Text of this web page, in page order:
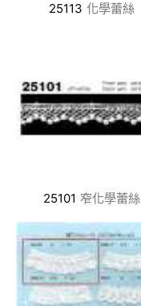
25113 化學蕾絲
25101 窄化學蕾絲